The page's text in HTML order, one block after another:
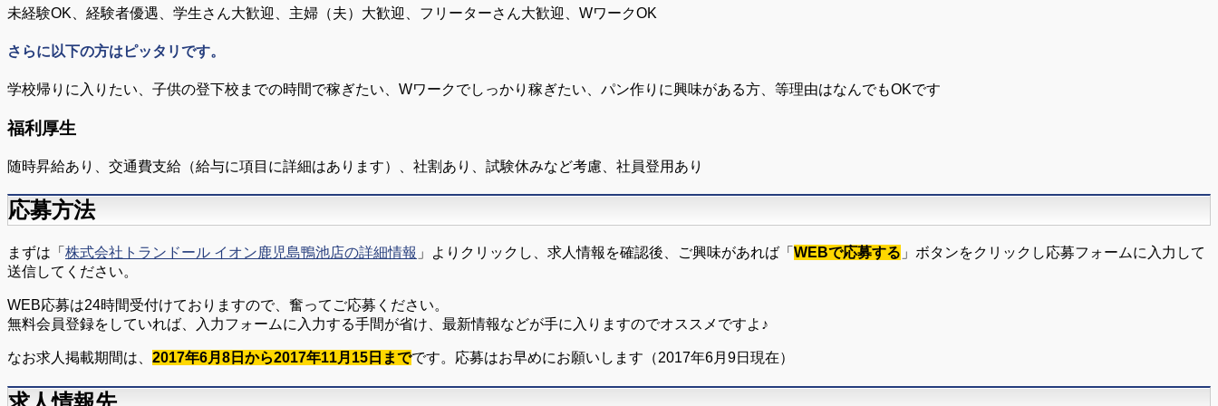
未経験OK、経験者優遇、学生さん大歓迎、主婦（夫）大歓迎、フリーターさん大歓迎、WワークOK
さらに以下の方はピッタリです。
学校帰りに入りたい、子供の登下校までの時間で稼ぎたい、Wワークでしっかり稼ぎたい、パン作りに興味がある方、等理由はなんでもOKです
福利厚生
随時昇給あり、交通費支給（給与に項目に詳細はあります）、社割あり、試験休みなど考慮、社員登用あり
応募方法
まずは「 株式会社トランドール イオン鹿児島鴨池店の詳細情報 」よりクリックし、求人情報を確認後、ご興味があれば「 WEBで応募する 」ボタンをクリックし応募フォームに入力して
送信してください。
WEB応募は24時間受付けておりますので、奮ってご応募ください。
無料会員登録をしていれば、入力フォームに入力する手間が省け、最新情報などが手に入りますのでオススメですよ♪
なお求人掲載期間は、 2017年6月8日から2017年11月15日までです。応募はお早めにお願いします（2017年6月9日現在）